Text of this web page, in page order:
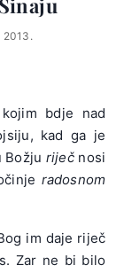
2013.
bdje nad
kad ga je
Božju riječnosi
radosnom
im daje riječ
Zar ne bi bilo